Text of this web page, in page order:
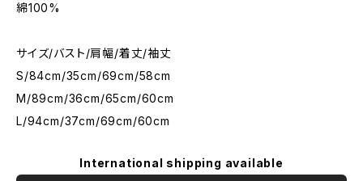
綿100%
サイズ/バスト/肩幅/着丈/袖丈
S/84cm/35cm/69cm/58cm
M/89cm/36cm/65cm/60cm
L/94cm/37cm/69cm/60cm
International shipping available